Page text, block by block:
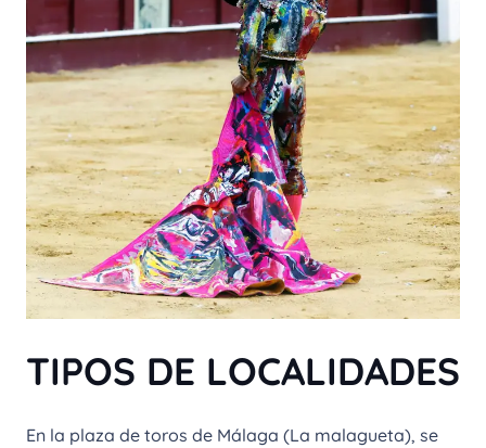
TIPOS DE LOCALIDADES
En la plaza de toros de Málaga (La malagueta), se